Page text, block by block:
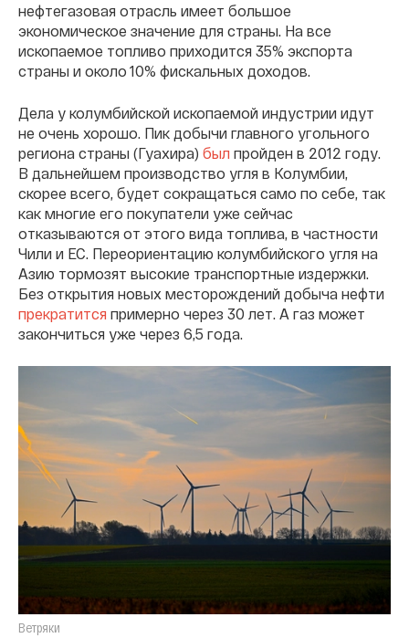
нефтегазовая отрасль имеет большое
экономическое значение для страны. На все
ископаемое топливо приходится 35% экспорта
страны и около 10% фискальных доходов.
Дела у колумбийской ископаемой индустрии идут
не очень хорошо. Пик добычи главного угольного
региона страны (Гуахира) был пройден в 2012 году.
В дальнейшем производство угля в Колумбии,
скорее всего, будет сокращаться само по себе, так
как многие его покупатели уже сейчас
отказываются от этого вида топлива, в частности
Чили и ЕС. Переориентацию колумбийского угля на
Азию тормозят высокие транспортные издержки.
Без открытия новых месторождений добыча нефти
прекратится примерно через 30 лет. А газ может
закончиться уже через 6,5 года.
Ветряки